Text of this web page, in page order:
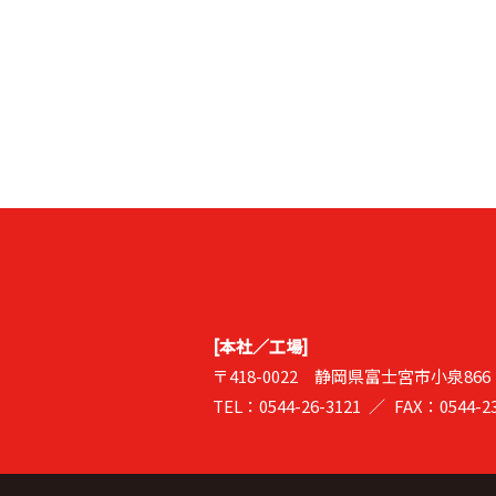
[本社／工場]
〒418-0022
静岡県富士宮市小泉866
TEL：0544-26-3121
FAX：0544-